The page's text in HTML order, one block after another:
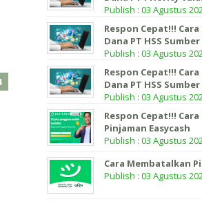
Publish : 03 Agustus
Respon Cepat!!!
Dana PT HSS
Publish : 03 Agustus
Respon Cepat!!!
Dana PT HSS
Publish : 03 Agustus
Respon Cepat!!!
Pinjaman Easycash
Publish : 03 Agustus
Cara Membatalkan
Publish : 03 Agustus